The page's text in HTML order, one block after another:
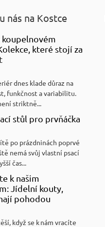
nás na Kostce
koupelnovém
které stojí za
dnes klade důraz na
funkčnost a variabilitu.
striktně...
stůl pro prvňáčka
po prázdninách poprvé
nemá svůj vlastní psací
čas...
k našim
Jídelní kouty,
pohodou
když se k nám vracíte